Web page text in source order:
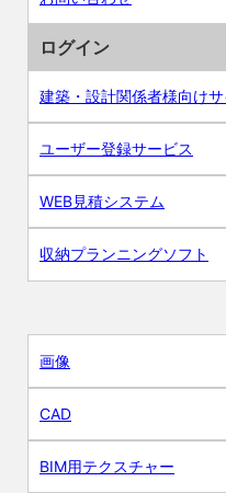
ログイン
建築・設計関係者様向けサ
ユーザー登録サービス
WEB見積システム
収納プランニングソフト
画像
CAD
BIM用テクスチャー